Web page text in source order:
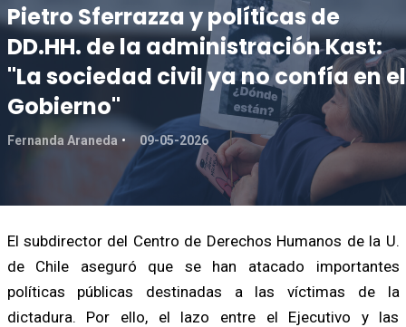
Pietro Sferrazza y políticas de
DD.HH. de la administración Kast:
"La sociedad civil ya no confía en el
Gobierno"
Fernanda Araneda 09-05-2026
El subdirector del Centro de Derechos Humanos de la U.
de Chile aseguró que se han atacado importantes
políticas públicas destinadas a las víctimas de la
dictadura. Por ello, el lazo entre el Ejecutivo y las